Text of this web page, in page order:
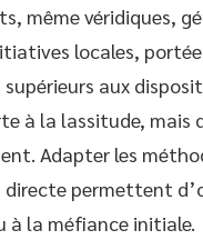
même véridiques,
locales,
aux
à la lassitude,
Adapter les
permettent
à la méfiance initiale.